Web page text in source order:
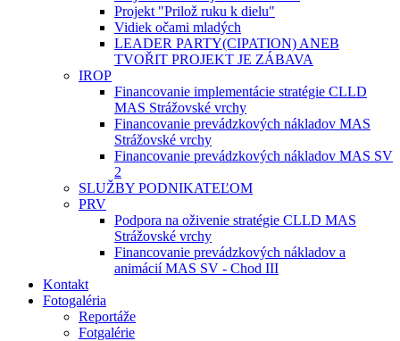
Projekt "Prilož ruku k dielu"
Vidiek očami mladých
LEADER PARTY(CIPATION) ANEB
TVOŘIT PROJEKT JE ZÁBAVA
IROP
Financovanie implementácie stratégie CLLD
MAS Strážovské vrchy
Financovanie prevádzkových nákladov MAS
Strážovské vrchy
Financovanie prevádzkových nákladov MAS SV
2
SLUŽBY PODNIKATEĽOM
PRV
Podpora na oživenie stratégie CLLD MAS
Strážovské vrchy
Financovanie prevádzkových nákladov a
animácií MAS SV - Chod III
Kontakt
Fotogaléria
Reportáže
Fotgalérie